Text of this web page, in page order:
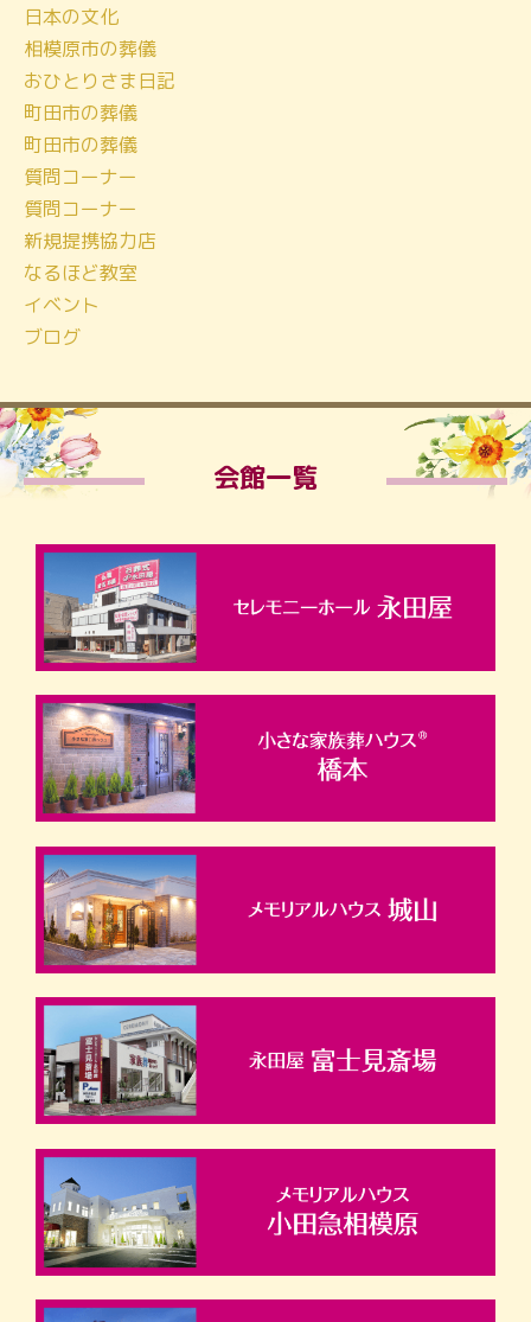
日本の文化
相模原市の葬儀
おひとりさま日記
町田市の葬儀
町田市の葬儀
質問コーナー
質問コーナー
新規提携協力店
なるほど教室
イベント
ブログ
会館一覧